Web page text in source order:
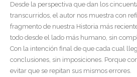
Desde la perspectiva que dan los
transcurridos, el autor nos muestra con
fragmento de nuestra Historia más
todo desde el lado más humano, sin
Con la intención final de que cada cual
conclusiones, sin imposiciones. Porque
evitar que se repitan sus mismos errores.